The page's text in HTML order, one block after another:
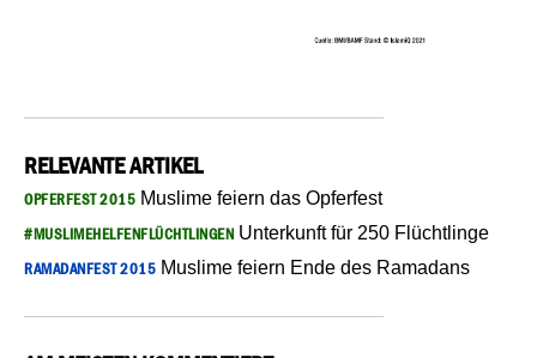
RELEVANTE ARTIKEL
OPFERFEST 2015 Muslime feiern das Opferfest
#MUSLIMEHELFENFLÜCHTLINGEN Unterkunft für 250 Flüchtlinge
RAMADANFEST 2015 Muslime feiern Ende des Ramadans